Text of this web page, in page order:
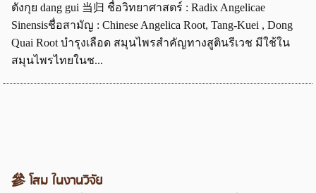
ตังกุย dang gui 当归 ชื่อวิทยาศาสตร์ : Radix Angelicae
Sinensisชื่อสามัญ : Chinese Angelica Root, Tang-Kuei , Dong
Quai Root บำรุงเลือด สมุนไพรสำคัญทางสูตินรีเวช มีใช้ใน
สมุนไพรไทยในช...
參 โสม ในงานวิจัย